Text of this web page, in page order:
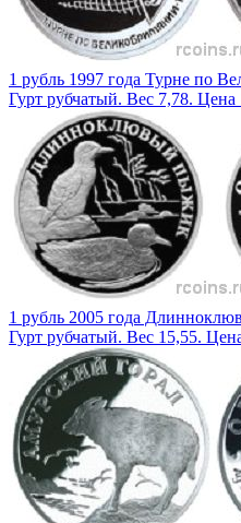
1 рубль 1997 года Турне по
Гурт рубчатый. Вес 7,78. Цена
1 рубль 2005 года
Гурт рубчатый. Вес 15,55.